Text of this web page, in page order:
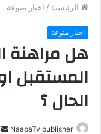
الرئيسية / اخبار منوعة
اخبار منوعة
هل مراهنة
المستقبل
الحال ؟
NaabaTv publisher